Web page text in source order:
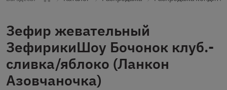
Зефир жевательный
ЗефирикиШоу Бочонок клуб.-
сливка/яблоко (Ланкон
Азовчаночка)